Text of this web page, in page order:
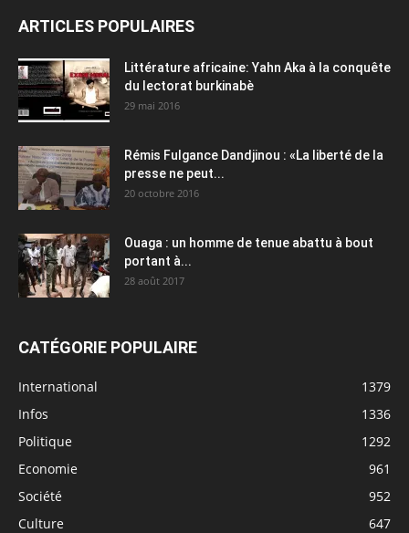
ARTICLES POPULAIRES
Littérature africaine: Yahn Aka à la conquête
du lectorat burkinabè
29 mai 2016
Rémis Fulgance Dandjinou : «La liberté de la
presse ne peut...
20 octobre 2016
Ouaga : un homme de tenue abattu à bout
portant à...
28 août 2017
CATÉGORIE POPULAIRE
International
1379
Infos
1336
Politique
1292
Economie
961
Société
952
Culture
647